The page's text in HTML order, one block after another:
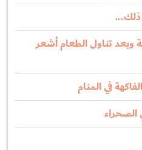
وبعد تناول الطعام أشعر
في المنام